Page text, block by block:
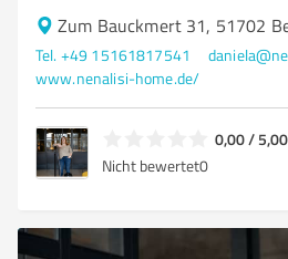
Zum Bauckmert 31, 51702
Tel. +49 15161817541
www.nenalisi-home.de/
0,00 / 5,00
Nicht bewertet0